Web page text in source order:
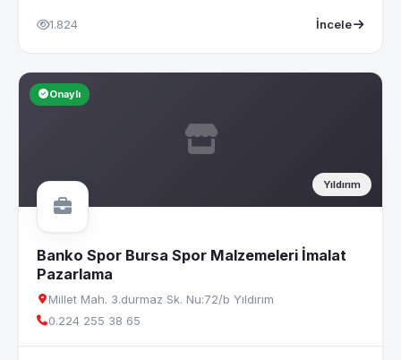
1.824 İncele
Onaylı
Yıldırım
Banko Spor Bursa Spor Malzemeleri İmalat
Pazarlama
Millet Mah. 3.durmaz Sk. Nu:72/b Yıldırım
0.224 255 38 65